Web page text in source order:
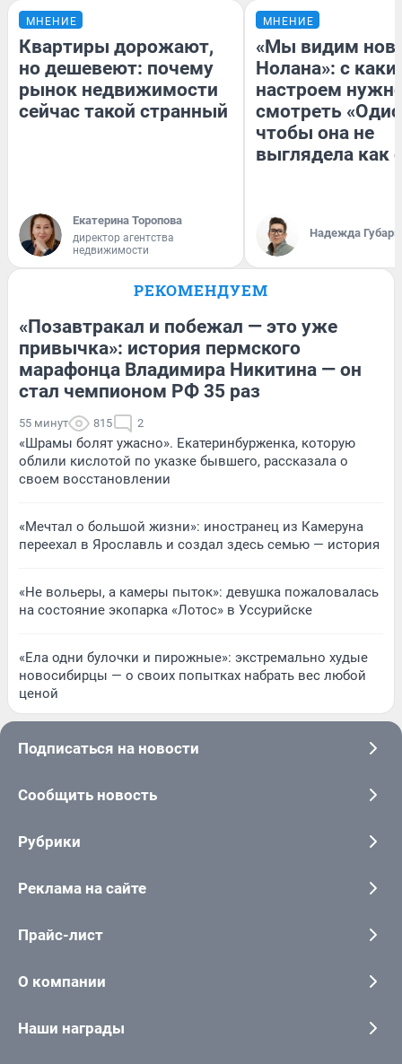
МНЕНИЕ
Квартиры дорожают,
но дешевеют: почему
рынок недвижимости
сейчас такой странный
Екатерина Торопова
директор агентства
недвижимости
МНЕНИЕ
«Мы видим
Нолана»: с
настроем
смотреть
чтобы она не
выглядела как
Надежда Губарь
РЕКОМЕНДУЕМ
«Позавтракал и побежал — это уже
привычка»: история пермского
марафонца Владимира Никитина — он
стал чемпионом РФ 35 раз
55 минут 815 2
«Шрамы болят ужасно». Екатеринбурженка, которую
облили кислотой по указке бывшего, рассказала о
своем восстановлении
«Мечтал о большой жизни»: иностранец из Камеруна
переехал в Ярославль и создал здесь семью — история
«Не вольеры, а камеры пыток»: девушка пожаловалась
на состояние экопарка «Лотос» в Уссурийске
«Ела одни булочки и пирожные»: экстремально худые
новосибирцы — о своих попытках набрать вес любой
ценой
Подписаться на новости
Сообщить новость
Рубрики
Реклама на сайте
Прайс-лист
О компании
Наши награды